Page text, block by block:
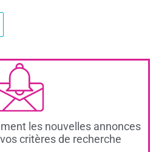
les nouvelles annonces
critères de recherche